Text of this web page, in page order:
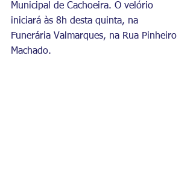
Municipal de Cachoeira. O velório
iniciará às 8h desta quinta, na
Funerária Valmarques, na Rua Pinheiro
Machado.